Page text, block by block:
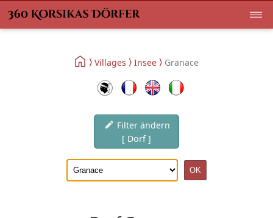
Villages Insee Granace
Filter ändern
[ Dorf ]